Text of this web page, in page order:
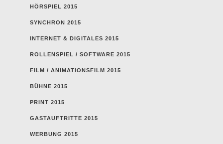
HÖRSPIEL 2015
SYNCHRON 2015
INTERNET & DIGITALES 2015
ROLLENSPIEL / SOFTWARE 2015
FILM / ANIMATIONSFILM 2015
BÜHNE 2015
PRINT 2015
GASTAUFTRITTE 2015
WERBUNG 2015